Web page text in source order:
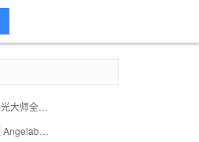
【正愿随解】印光大师全集净土法要 ——净业行持篇.功夫境界(11、12)
真人版王者荣耀 Angelababy林志玲将穿它们去作战